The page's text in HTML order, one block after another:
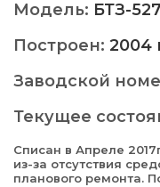
Модель: БТЗ-
Построен: 2004
Заводской
Текущее
Списан в Апреле
из-за отсутствия
планового ремонта.